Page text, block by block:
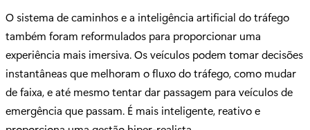
O sistema de caminhos e a inteligência artificial do tráfego
também foram reformulados para proporcionar uma
experiência mais imersiva. Os veículos podem tomar decisões
instantâneas que melhoram o fluxo do tráfego, como mudar
de faixa, e até mesmo tentar dar passagem para veículos de
emergência que passam. É mais inteligente, reativo e